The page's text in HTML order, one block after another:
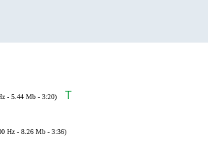
- 5.44 Mb - 3:20) T
Hz - 8.26 Mb - 3:36)